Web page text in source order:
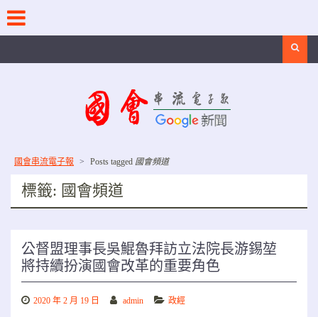
content
國會串流電子報 > Posts tagged 國會頻道
標籤: 國會頻道
公督盟理事長吳鯤魯拜訪立法院長游錫堃
將持續扮演國會改革的重要角色
2020 年 2 月 19 日 admin 政經